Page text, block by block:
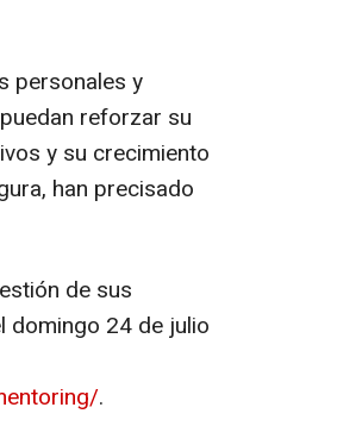
personales y
reforzar su
y su crecimiento
han precisado
de sus
domingo 24 de julio
.